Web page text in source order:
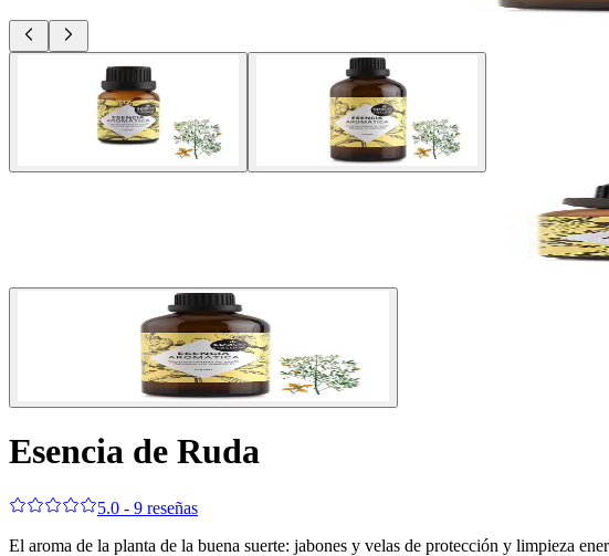
Esencia de Ruda
5.0 - 9 reseñas
El aroma de la planta de la buena suerte: jabones y velas de protección y limpieza